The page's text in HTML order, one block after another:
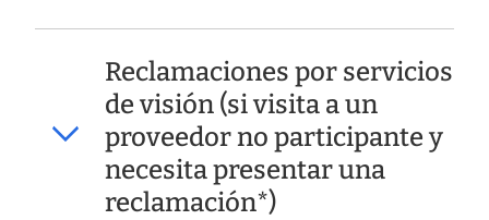
Reclamaciones por servicios
de visión (si visita a un
proveedor no participante y
necesita presentar una
reclamación*)